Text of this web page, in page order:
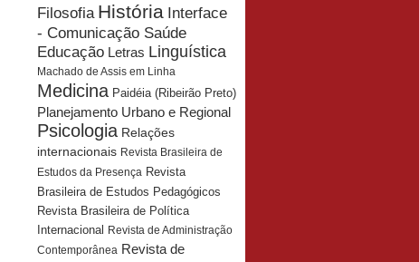
Filosofia História Interface
- Comunicação Saúde
Educação Letras Linguística
Machado de Assis em Linha
Medicina Paidéia (Ribeirão Preto)
Planejamento Urbano e Regional
Psicologia Relações
internacionais Revista Brasileira de
Estudos da Presença Revista
Brasileira de Estudos Pedagógicos
Revista Brasileira de Política
Internacional Revista de Administração
Contemporânea Revista de